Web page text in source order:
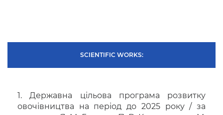
SCIENTIFIC WORKS:
1. Державна цільова програма розвитку
овочівництва на період до 2025 року / за